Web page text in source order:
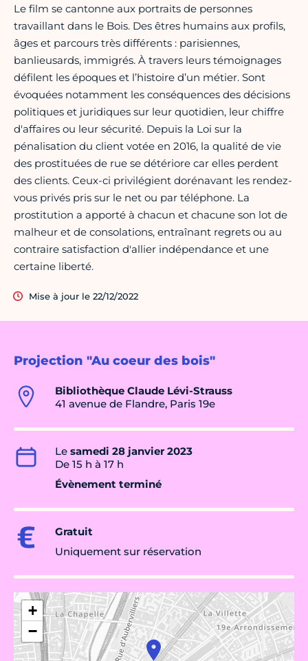
Projection "Au coeur des bois"
Bibliothèque Claude Lévi-Strauss
41 avenue de Flandre, Paris 19e
Le samedi 28 janvier 2023
De 15 h à 17 h
Évènement terminé
Gratuit
Uniquement sur réservation
+
−
Le film se cantonne aux portraits de personnes
travaillant dans le Bois. Des êtres humains aux profils,
âges et parcours très différents : parisiennes,
banlieusards, immigrés. À travers leurs témoignages
défilent les époques et l’histoire d’un métier. Sont
évoquées notamment les conséquences des décisions
politiques et juridiques sur leur quotidien, leur chiffre
d'affaires ou leur sécurité. Depuis la Loi sur la
pénalisation du client votée en 2016, la qualité de vie
des prostituées de rue se détériore car elles perdent
des clients. Ceux-ci privilégient dorénavant les rendez-
vous privés pris sur le net ou par téléphone. La
prostitution a apporté à chacun et chacune son lot de
malheur et de consolations, entraînant regrets ou au
contraire satisfaction d'allier indépendance et une
certaine liberté.
Mise à jour le 22/12/2022